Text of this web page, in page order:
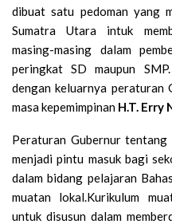
dibuat satu pedoman yang
Sumatra Utara intuk
masing-masing dalam
peringkat SD maupun
dengan keluarnya peraturan
masa kepemimpinan H.T. Erry
Peraturan Gubernur
menjadi pintu masuk bagi
dalam bidang pelajaran
muatan lokal.Kurikulum
untuk disusun dalam